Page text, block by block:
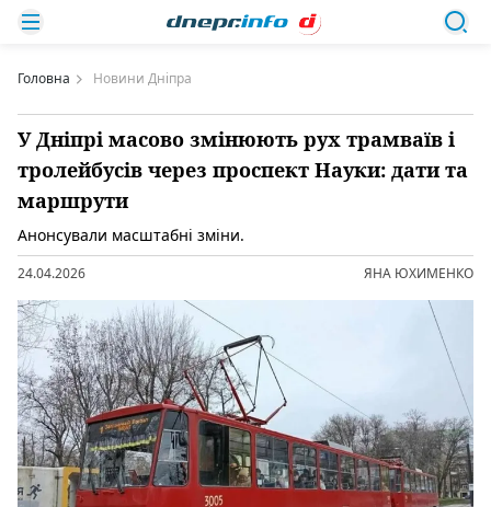
Головна Новини Дніпра
У Дніпрі масово змінюють рух трамваїв і
тролейбусів через проспект Науки: дати та
маршрути
Анонсували масштабні зміни.
24.04.2026 ЯНА ЮХИМЕНКО